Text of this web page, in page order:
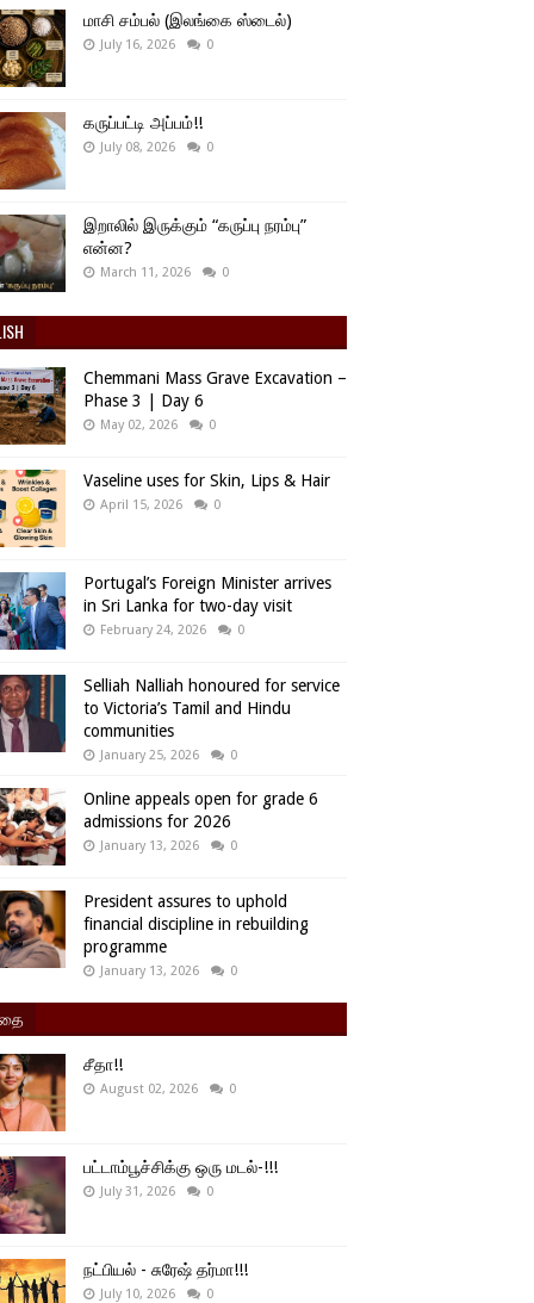
மாசி சம்பல் (இலங்கை ஸ்டைல்)
July 16, 2026 0
கருப்பட்டி அப்பம்!!
July 08, 2026 0
இறாலில் இருக்கும் “கருப்பு நரம்பு”
என்ன?
March 11, 2026 0
Chemmani Mass Grave Excavation –
Phase 3 | Day 6
May 02, 2026 0
Vaseline uses for Skin, Lips & Hair
April 15, 2026 0
Portugal’s Foreign Minister arrives
in Sri Lanka for two-day visit
February 24, 2026 0
Selliah Nalliah honoured for service
to Victoria’s Tamil and Hindu
communities
January 25, 2026 0
Online appeals open for grade 6
admissions for 2026
January 13, 2026 0
President assures to uphold
financial discipline in rebuilding
programme
January 13, 2026 0
சீதா!!
August 02, 2026 0
பட்டாம்பூச்சிக்கு ஒரு மடல்-!!!
July 31, 2026 0
நட்பியல் - சுரேஷ் தர்மா!!!
July 10, 2026 0